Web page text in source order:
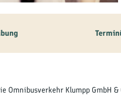
&
&
Omnibusverkehr Klumpp GmbH